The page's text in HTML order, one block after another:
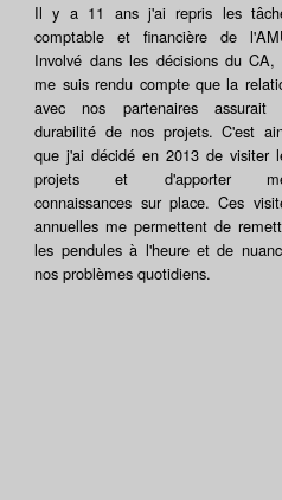
Il y a 11 ans j'ai repris les
comptable et financière de
Involvé dans les décisions du CA,
me suis rendu compte que la
avec nos partenaires assurait
durabilité de nos projets. C'est
que j'ai décidé en 2013 de visiter
projets et d'apporter
connaissances sur place. Ces
annuelles me permettent de
les pendules à l'heure et de
nos problèmes quotidiens.